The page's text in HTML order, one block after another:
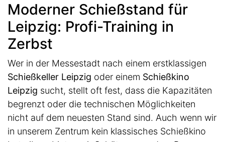
Moderner Schießstand für
Leipzig: Profi-Training in
Zerbst
Wer in der Messestadt nach einem erstklassigen
Schießkeller Leipzig oder einem Schießkino
Leipzig sucht, stellt oft fest, dass die Kapazitäten
begrenzt oder die technischen Möglichkeiten
nicht auf dem neuesten Stand sind. Auch wenn wir
in unserem Zentrum kein klassisches Schießkino